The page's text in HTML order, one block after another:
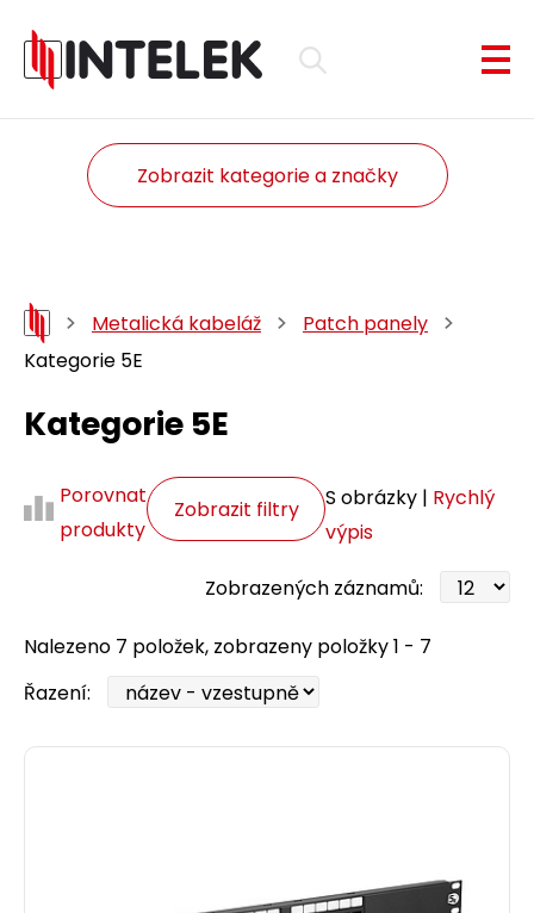
Zobrazit kategorie a značky
Metalická kabeláž
Patch panely
Kategorie 5E
Kategorie 5E
Porovnat
produkty
Zobrazit filtry S obrázky | Rychlý
výpis
Zobrazených záznamů:
Nalezeno 7 položek, zobrazeny položky 1 - 7
Řazení: